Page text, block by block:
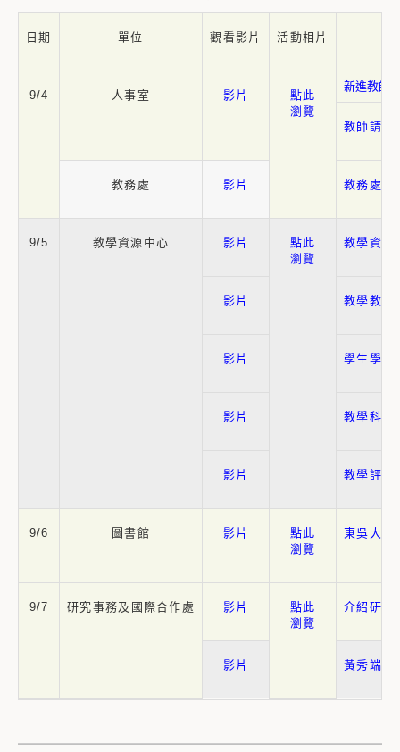
日期 單位 觀看影片 活動相片
9/4 人事室 影片
點此
瀏覽
新進教師
教師請假
教務處 影片 教務處介
9/5 教學資源中心 影片
點此
瀏覽
教學資源
影片 教學教學
影片 學生學習
影片 教學科技
影片 教學評鑑
9/6 圖書館 影片
點此
瀏覽
東吳大學
9/7 研究事務及國際合作處 影片
點此
瀏覽
介紹研務
影片 黃秀端老